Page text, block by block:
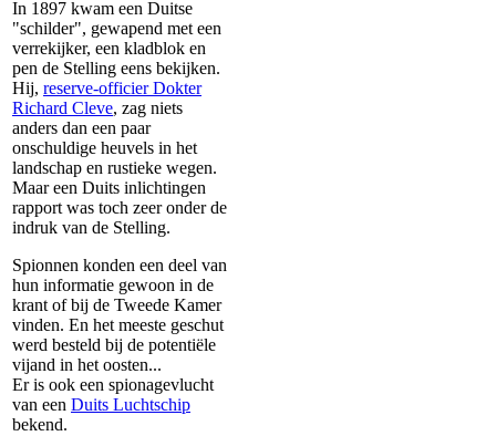
In 1897 kwam een Duitse
"schilder", gewapend met een
verrekijker, een kladblok en
pen de Stelling eens bekijken.
Hij, reserve-officier Dokter
Richard Cleve, zag niets
anders dan een paar
onschuldige heuvels in het
landschap en rustieke wegen.
Maar een Duits inlichtingen
rapport was toch zeer onder de
indruk van de Stelling.
Spionnen konden een deel van
hun informatie gewoon in de
krant of bij de Tweede Kamer
vinden. En het meeste geschut
werd besteld bij de potentiële
vijand in het oosten...
Er is ook een spionagevlucht
van een Duits Luchtschip
bekend.